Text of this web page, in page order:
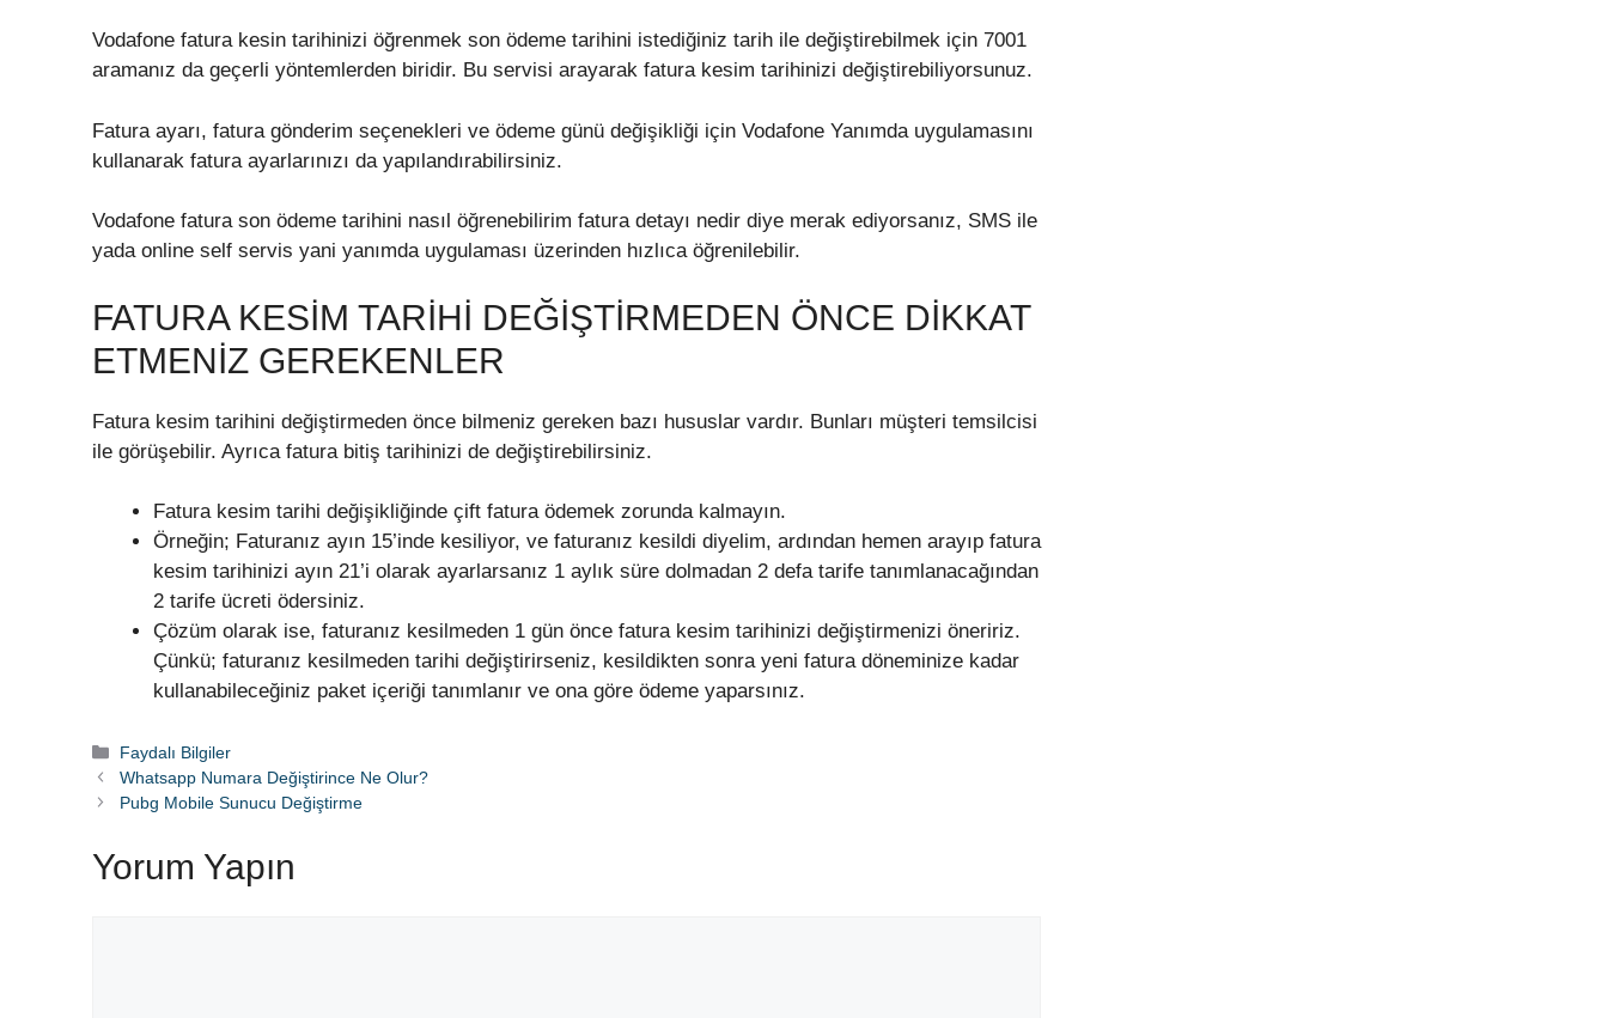
Vodafone fatura kesin tarihinizi öğrenmek son ödeme tarihini istediğiniz tarih ile değiştirebilmek için 7001
aramanız da geçerli yöntemlerden biridir. Bu servisi arayarak fatura kesim tarihinizi değiştirebiliyorsunuz.
Fatura ayarı, fatura gönderim seçenekleri ve ödeme günü değişikliği için Vodafone Yanımda uygulamasını
kullanarak fatura ayarlarınızı da yapılandırabilirsiniz.
Vodafone fatura son ödeme tarihini nasıl öğrenebilirim fatura detayı nedir diye merak ediyorsanız, SMS ile
yada online self servis yani yanımda uygulaması üzerinden hızlıca öğrenilebilir.
FATURA KESIM TARIHI DEĞIŞTIRMEDEN ÖNCE DIKKAT
ETMENIZ GEREKENLER
Fatura kesim tarihini değiştirmeden önce bilmeniz gereken bazı hususlar vardır. Bunları müşteri temsilcisi
ile görüşebilir. Ayrıca fatura bitiş tarihinizi de değiştirebilirsiniz.
Fatura kesim tarihi değişikliğinde çift fatura ödemek zorunda kalmayın.
Örneğin; Faturanız ayın 15’inde kesiliyor, ve faturanız kesildi diyelim, ardından hemen arayıp fatura
kesim tarihinizi ayın 21’i olarak ayarlarsanız 1 aylık süre dolmadan 2 defa tarife tanımlanacağından
2 tarife ücreti ödersiniz.
Çözüm olarak ise, faturanız kesilmeden 1 gün önce fatura kesim tarihinizi değiştirmenizi öneririz.
Çünkü; faturanız kesilmeden tarihi değiştirirseniz, kesildikten sonra yeni fatura döneminize kadar
kullanabileceğiniz paket içeriği tanımlanır ve ona göre ödeme yaparsınız.
Kategoriler
Faydalı Bilgiler
Whatsapp Numara Değiştirince Ne Olur?
Pubg Mobile Sunucu Değiştirme
Yorum Yapın